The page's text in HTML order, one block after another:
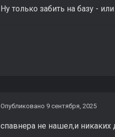
Ну только забить на базу -
Опубликовано 9 сентября, 2025
спавнера не нашел,и никаких